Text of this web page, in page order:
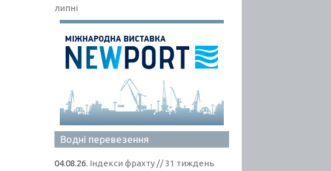
липні
Водні перевезення
04.08.26. Індекси фрахту // 31 тиждень